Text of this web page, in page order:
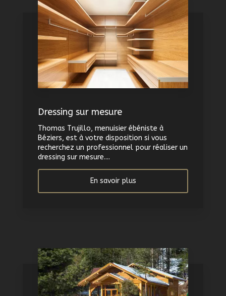
Dressing sur mesure
Thomas Trujillo, menuisier ébéniste à
Béziers, est à votre disposition si vous
recherchez un professionnel pour réaliser un
dressing sur mesure....
En savoir plus